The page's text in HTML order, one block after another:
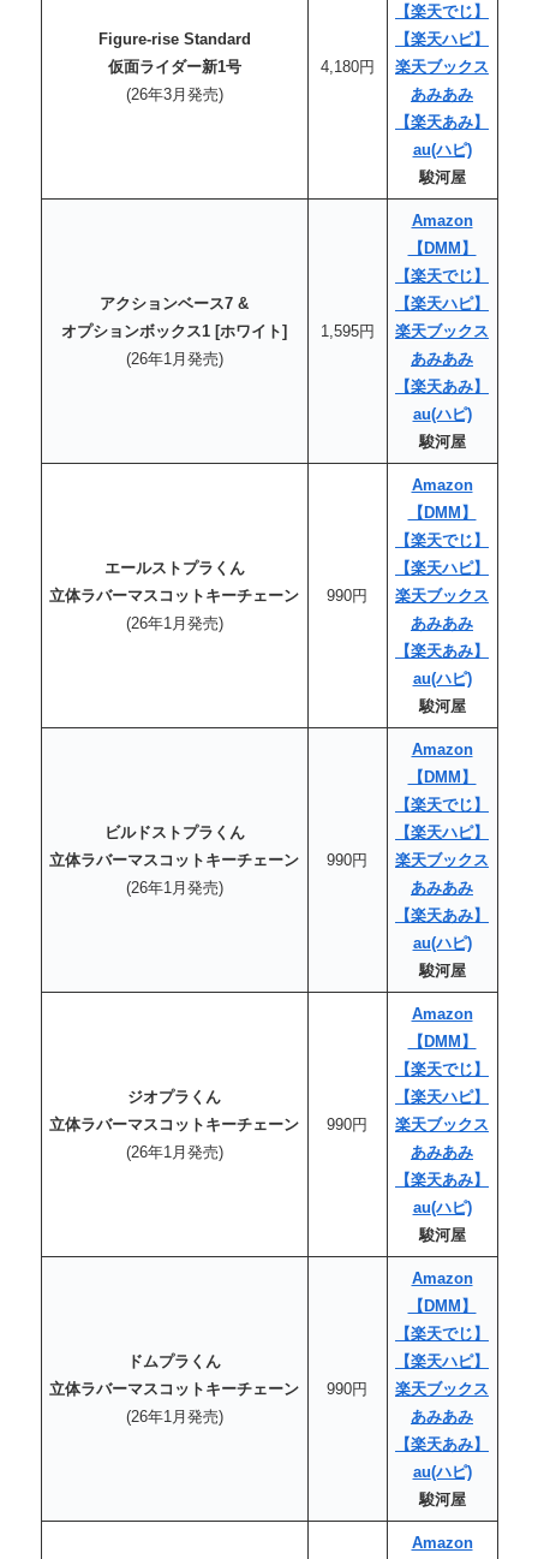
Figure-rise Standard
仮面ライダー新1号
(26年3月発売)
4,180円
【楽天でじ】
【楽天ハピ】
楽天ブックス
あみあみ
【楽天あみ】
au(ハピ)
駿河屋
アクションベース7 &
オプションボックス1 [ホワイト]
(26年1月発売)
1,595円
Amazon
【DMM】
【楽天でじ】
【楽天ハピ】
楽天ブックス
あみあみ
【楽天あみ】
au(ハピ)
駿河屋
エールストプラくん
立体ラバーマスコットキーチェーン
(26年1月発売)
990円
Amazon
【DMM】
【楽天でじ】
【楽天ハピ】
楽天ブックス
あみあみ
【楽天あみ】
au(ハピ)
駿河屋
ビルドストプラくん
立体ラバーマスコットキーチェーン
(26年1月発売)
990円
Amazon
【DMM】
【楽天でじ】
【楽天ハピ】
楽天ブックス
あみあみ
【楽天あみ】
au(ハピ)
駿河屋
ジオプラくん
立体ラバーマスコットキーチェーン
(26年1月発売)
990円
Amazon
【DMM】
【楽天でじ】
【楽天ハピ】
楽天ブックス
あみあみ
【楽天あみ】
au(ハピ)
駿河屋
ドムプラくん
立体ラバーマスコットキーチェーン
(26年1月発売)
990円
Amazon
【DMM】
【楽天でじ】
【楽天ハピ】
楽天ブックス
あみあみ
【楽天あみ】
au(ハピ)
駿河屋
Amazon